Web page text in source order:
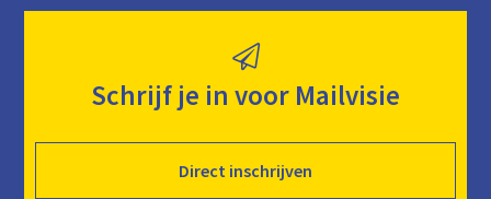
Schrijf je in voor Mailvisie
Direct inschrijven